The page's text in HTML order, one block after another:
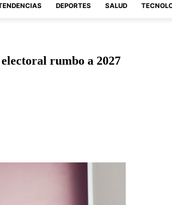
DEPORTES SALUD
rumbo a 2027